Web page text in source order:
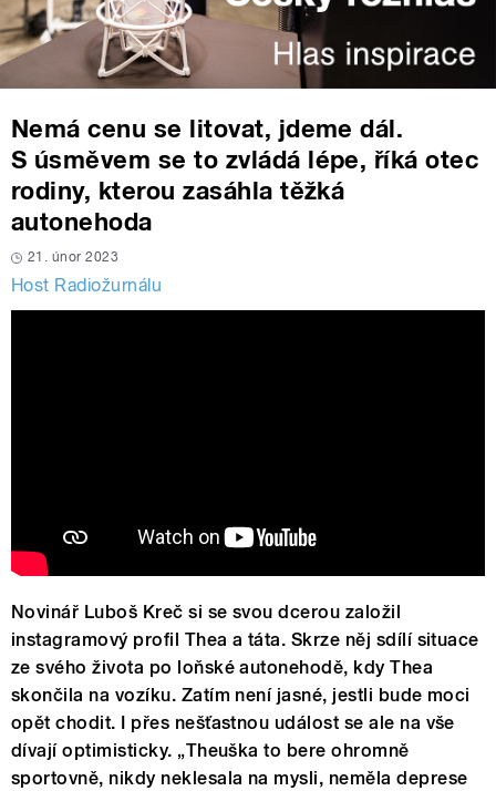
Nemá cenu se litovat, jdeme dál.
S úsměvem se to zvládá lépe, říká otec
rodiny, kterou zasáhla těžká
autonehoda
21. únor 2023
Host Radiožurnálu
Novinář Luboš Kreč si se svou dcerou založil
instagramový profil Thea a táta. Skrze něj sdílí situace
ze svého života po loňské autonehodě, kdy Thea
skončila na vozíku. Zatím není jasné, jestli bude moci
opět chodit. I přes nešťastnou událost se ale na vše
dívají optimisticky. „Theuška to bere ohromně
sportovně, nikdy neklesala na mysli, neměla deprese